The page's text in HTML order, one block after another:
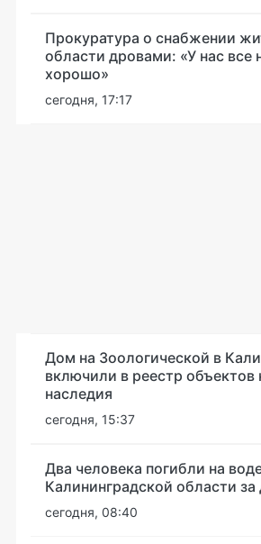
Прокуратура о снабжении
области дровами: «У нас все
хорошо»
сегодня, 17:17
Дом на Зоологической в
включили в реестр объектов
наследия
сегодня, 15:37
Два человека погибли на
Калининградской области за
сегодня, 08:40